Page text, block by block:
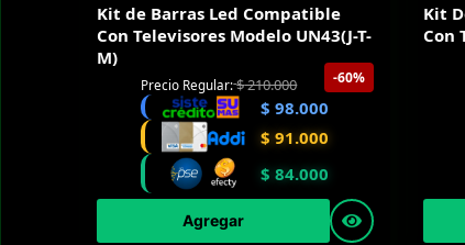
Kit de Barras Led Compatible
Con Televisores Modelo UN43(J-T-
M)
-60%
Precio Regular:$210.000
$ 98.000
$ 91.000
$ 84.000
Agregar
Kit
Con